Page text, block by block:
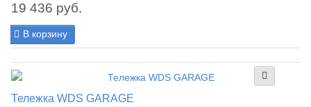
19 436 руб.
В корзину
Тележка WDS GARAGE